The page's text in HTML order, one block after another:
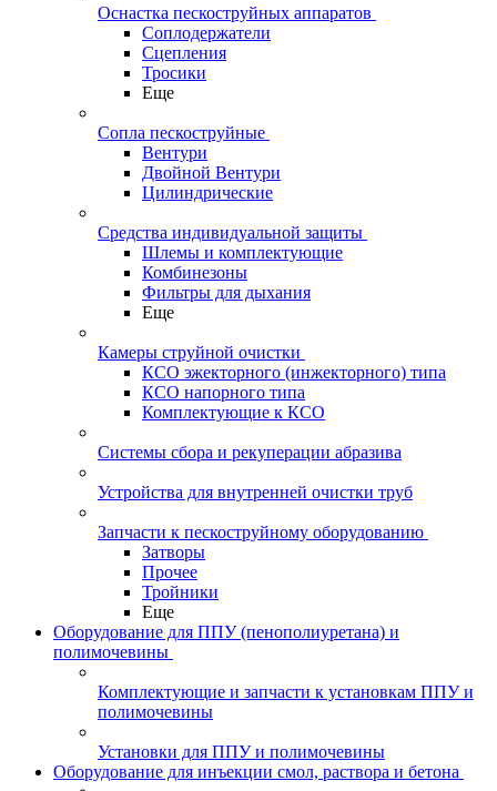
Оснастка пескоструйных аппаратов
Соплодержатели
Сцепления
Тросики
Еще
Сопла пескоструйные
Вентури
Двойной Вентури
Цилиндрические
Средства индивидуальной защиты
Шлемы и комплектующие
Комбинезоны
Фильтры для дыхания
Еще
Камеры струйной очистки
КСО эжекторного (инжекторного) типа
КСО напорного типа
Комплектующие к КСО
Системы сбора и рекуперации абразива
Устройства для внутренней очистки труб
Запчасти к пескоструйному оборудованию
Затворы
Прочее
Тройники
Еще
Оборудование для ППУ (пенополиуретана) и
полимочевины
Комплектующие и запчасти к установкам ППУ и
полимочевины
Установки для ППУ и полимочевины
Оборудование для инъекции смол, раствора и бетона